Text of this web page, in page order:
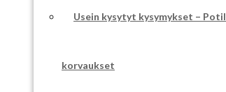
Usein kysytyt kysymykset –
korvaukset